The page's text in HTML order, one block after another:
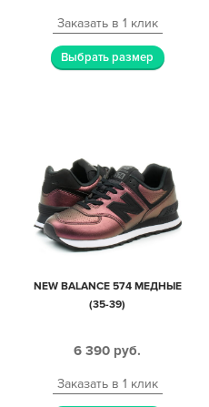
Заказать в 1 клик
Выбрать размер
NEW BALANCE 574 МЕДНЫЕ
(35-39)
6 390 руб.
Заказать в 1 клик